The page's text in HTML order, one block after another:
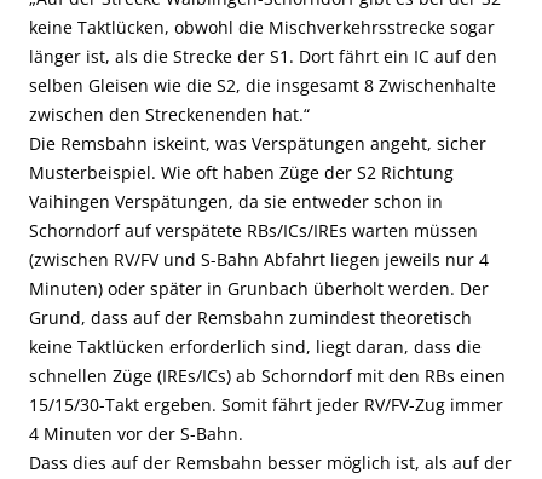
keine Taktlücken, obwohl die Mischverkehrsstrecke sogar
länger ist, als die Strecke der S1. Dort fährt ein IC auf den
selben Gleisen wie die S2, die insgesamt 8 Zwischenhalte
zwischen den Streckenenden hat.“
Die Remsbahn iskeint, was Verspätungen angeht, sicher
Musterbeispiel. Wie oft haben Züge der S2 Richtung
Vaihingen Verspätungen, da sie entweder schon in
Schorndorf auf verspätete RBs/ICs/IREs warten müssen
(zwischen RV/FV und S-Bahn Abfahrt liegen jeweils nur 4
Minuten) oder später in Grunbach überholt werden. Der
Grund, dass auf der Remsbahn zumindest theoretisch
keine Taktlücken erforderlich sind, liegt daran, dass die
schnellen Züge (IREs/ICs) ab Schorndorf mit den RBs einen
15/15/30-Takt ergeben. Somit fährt jeder RV/FV-Zug immer
4 Minuten vor der S-Bahn.
Dass dies auf der Remsbahn besser möglich ist, als auf der